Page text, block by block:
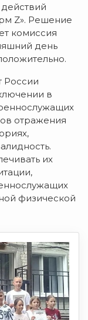
Z». Решение
комиссия
день
России
в
отражения
их
физической